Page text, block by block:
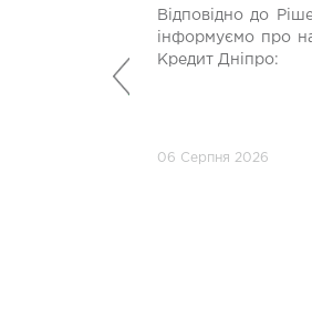
Відповідно до
інформуємо про
Кредит Дніпро:
06 Серпня 2026
Попередній